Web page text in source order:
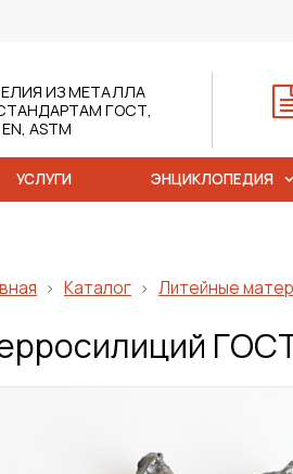
ИЗ МЕТАЛЛА
ГОСТ,
ASTM
УСЛУГИ ЭНЦИКЛОПЕДИЯ
Каталог Литейные